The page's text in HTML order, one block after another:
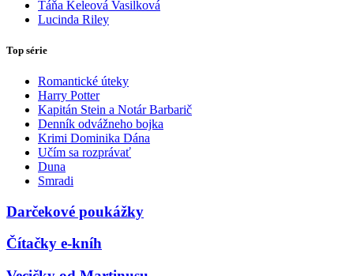
Táňa Keleová Vasilková
Lucinda Riley
Top série
Romantické úteky
Harry Potter
Kapitán Stein a Notár Barbarič
Denník odvážneho bojka
Krimi Dominika Dána
Učím sa rozprávať
Duna
Smradi
Darčekové poukážky
Čítačky e-kníh